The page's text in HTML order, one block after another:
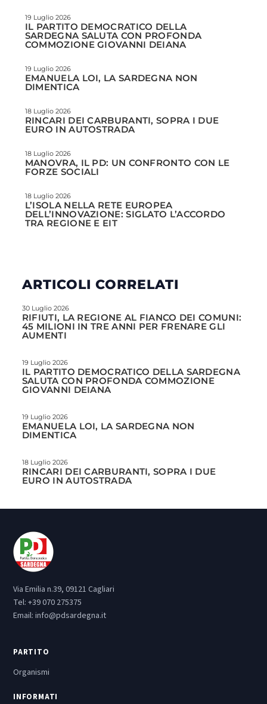
19 Luglio 2026
IL PARTITO DEMOCRATICO DELLA
SARDEGNA SALUTA CON PROFONDA
COMMOZIONE GIOVANNI DEIANA
19 Luglio 2026
EMANUELA LOI, LA SARDEGNA NON
DIMENTICA
18 Luglio 2026
RINCARI DEI CARBURANTI, SOPRA I DUE
EURO IN AUTOSTRADA
18 Luglio 2026
MANOVRA, IL PD: UN CONFRONTO CON LE
FORZE SOCIALI
18 Luglio 2026
L’ISOLA NELLA RETE EUROPEA
DELL’INNOVAZIONE: SIGLATO L’ACCORDO
TRA REGIONE E EIT
ARTICOLI CORRELATI
30 Luglio 2026
RIFIUTI, LA REGIONE AL FIANCO DEI COMUNI:
45 MILIONI IN TRE ANNI PER FRENARE GLI
AUMENTI
19 Luglio 2026
IL PARTITO DEMOCRATICO DELLA SARDEGNA
SALUTA CON PROFONDA COMMOZIONE
GIOVANNI DEIANA
19 Luglio 2026
EMANUELA LOI, LA SARDEGNA NON
DIMENTICA
18 Luglio 2026
RINCARI DEI CARBURANTI, SOPRA I DUE
EURO IN AUTOSTRADA
Via Emilia n.39, 09121 Cagliari
Tel: +39 070 275375
Email: info@pdsardegna.it
PARTITO
Organismi
INFORMATI